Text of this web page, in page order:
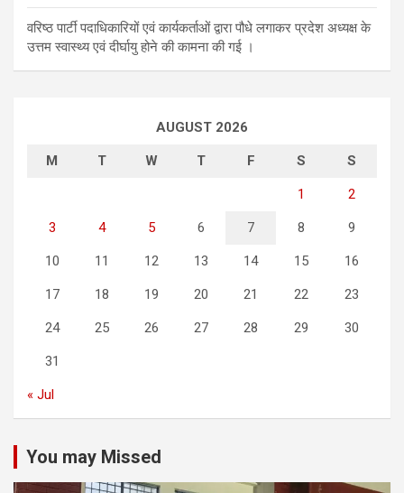
वरिष्ठ पार्टी पदाधिकारियों एवं कार्यकर्ताओं द्वारा पौधे लगाकर प्रदेश अध्यक्ष के
उत्तम स्वास्थ्य एवं दीर्घायु होने की कामना की गई ।
AUGUST 2026
M T W T F S S
1 2
3 4 5 6 7 8 9
10 11 12 13 14 15 16
17 18 19 20 21 22 23
24 25 26 27 28 29 30
31
« Jul
You may Missed